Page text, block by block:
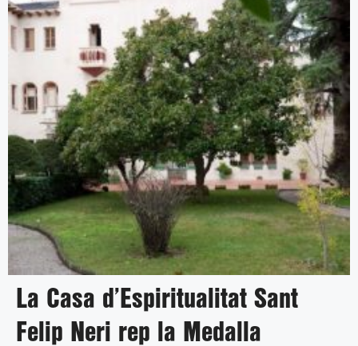
La Casa d’Espiritualitat Sant
Felip Neri rep la Medalla